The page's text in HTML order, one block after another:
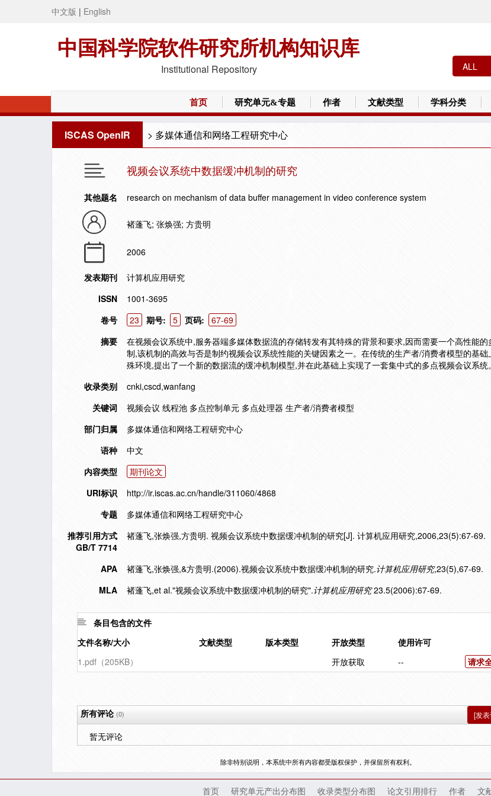
中文版 | English
中国科学院软件研究所机构知识库
Institutional Repository
首页 研究单元&专题 作者 文献类型 学科分类
ISCAS OpenIR > 多媒体通信和网络工程研究中心
视频会议系统中数据缓冲机制的研究
其他题名 research on mechanism of data buffer management in video conference system
褚蓬飞; 张焕强; 方贵明
2006
发表期刊
计算机应用研究
ISSN
1001-3695
卷号
23 期号: 5 页码:
67-69
摘要
在视频会议系统中,服务器端多媒体数据流的存储转发有其特殊的背景和要求,因而需要一个高性能
制,该机制的高效与否是制约视频会议系统性能的关键因素之一。在传统的生产者/消费者模型的基
殊环境,提出了一个新的数据流的缓冲机制模型,并在此基础上实现了一套集中式的多点视频会议系统。
收录类别
cnki,cscd,wanfang
关键词
视频会议 线程池 多点控制单元 多点处理器 生产者/消费者模型
部门归属
多媒体通信和网络工程研究中心
语种
中文
内容类型
期刊论文
URI标识
http://ir.iscas.ac.cn/handle/311060/4868
专题
多媒体通信和网络工程研究中心
推荐引用方式
GB/T 7714
褚蓬飞,张焕强,方贵明. 视频会议系统中数据缓冲机制的研究[J]. 计算机应用研究,2006,23(5):67-69.
APA 褚蓬飞,张焕强,&方贵明.(2006).视频会议系统中数据缓冲机制的研究.计算机应用研究,23(5),67-69.
MLA
褚蓬飞,et al."视频会议系统中数据缓冲机制的研究".计算机应用研究23.5(2006):67-69.
条目包含的文件
文件名称/大小
文献类型 版本类型 开放类型
使用许可
1.pdf（205KB）
开放获取 -- 请求
所有评论(0) [发
暂无评论
除非特别说明，本系统中所有内容都受版权保护，并保留所有权利。
首页 研究单元产出分布图 收录类型分布图 论文引用排行 作者 文